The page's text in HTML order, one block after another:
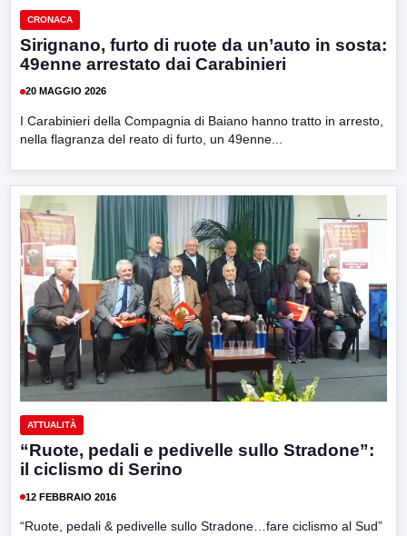
CRONACA
Sirignano, furto di ruote da un’auto in sosta:
49enne arrestato dai Carabinieri
20 MAGGIO 2026
I Carabinieri della Compagnia di Baiano hanno tratto in arresto,
nella flagranza del reato di furto, un 49enne...
ATTUALITÀ
“Ruote, pedali e pedivelle sullo Stradone”:
il ciclismo di Serino
12 FEBBRAIO 2016
“Ruote, pedali & pedivelle sullo Stradone…fare ciclismo al Sud”